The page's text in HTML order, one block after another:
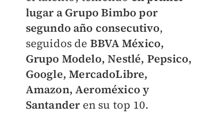
lugar a Grupo Bimbo por
segundo año consecutivo,
seguidos de BBVA México,
Grupo Modelo, Nestlé, Pepsico,
Google, MercadoLibre,
Amazon, Aeroméxico y
Santanderen su top 10.